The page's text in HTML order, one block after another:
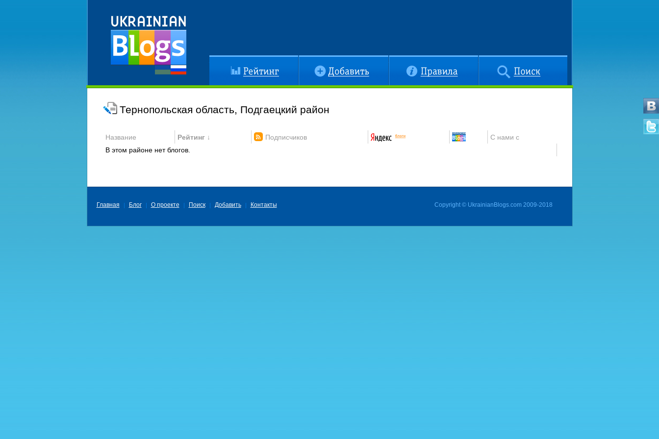
Рейтинг Добавить Правила Поиск
Тернопольская область, Подгаецкий район
Название Рейтинг ↓ Подписчиков
С нами с
В этом районе нет блогов.
Главная Блог О проекте Поиск Добавить Контакты Copyright © UkrainianBlogs.com 2009-2018